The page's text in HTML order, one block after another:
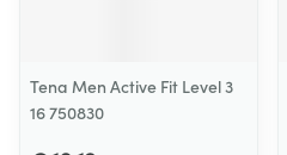
Tena Men Active Fit Level 3
16 750830